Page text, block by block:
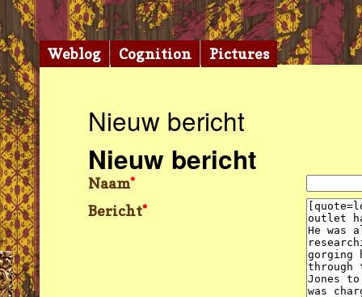
Nieuw bericht
Nieuw bericht
Naam*
Bericht*
Weblog Cognition Pictures